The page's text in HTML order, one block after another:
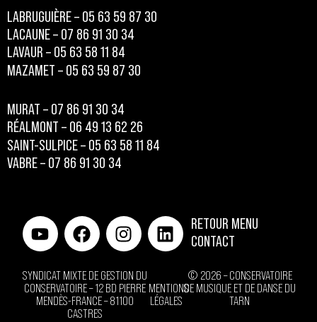
LABRUGUIÈRE – 05 63 59 87 30
LACAUNE – 07 86 91 30 34
LAVAUR – 05 63 58 11 84
MAZAMET – 05 63 59 87 30
MURAT – 07 86 91 30 34
RÉALMONT – 06 49 13 62 26
SAINT-SULPICE – 05 63 58 11 84
VABRE – 07 86 91 30 34
RETOUR MENU
CONTACT
SYNDICAT MIXTE DE GESTION DU
CONSERVATOIRE – 12 BD PIERRE
MENDÈS-FRANCE – 81100
CASTRES
MENTIONS
LÉGALES
© 2026 – CONSERVATOIRE
DE MUSIQUE ET DE DANSE DU
TARN